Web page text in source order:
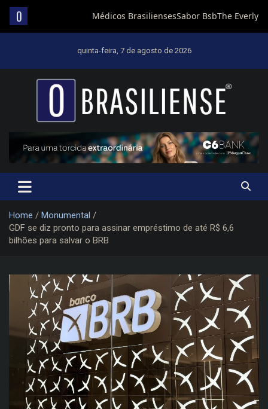
quinta-feira, 7 de agosto de 2026
Um diário de notícias que trabalha por Brasília
Home
Monumental
GDF se diz pronto para assinar empréstimo de até R$ 6,6
bilhões para salvar o BRB